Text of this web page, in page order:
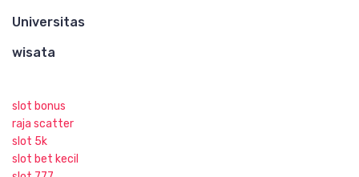
Universitas
wisata
slot bonus
raja scatter
slot 5k
slot bet kecil